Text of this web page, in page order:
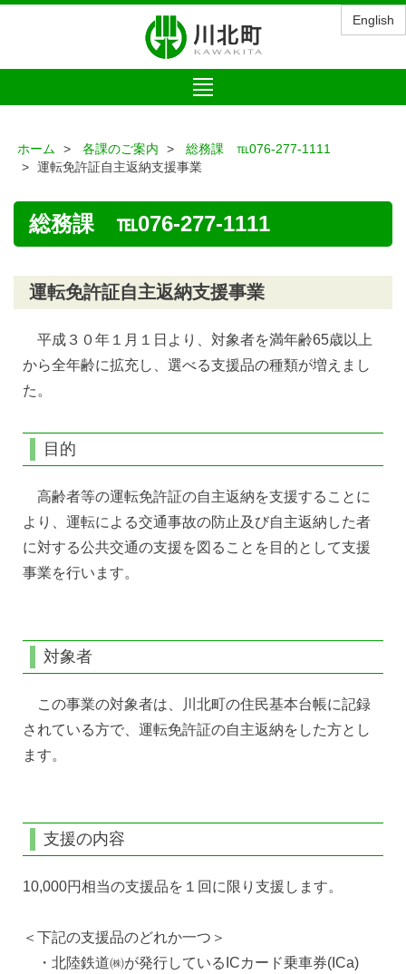
English
Toggle
navigation
ホーム 各課のご案内
総務課 ℡076-277-1111
運転免許証自主返納支援事業
総務課 ℡076-277-1111
運転免許証自主返納支援事業
平成３０年１月１日より、対象者を満年齢65歳以上
から全年齢に拡充し、選べる支援品の種類が増えまし
た。
目的
高齢者等の運転免許証の自主返納を支援することに
より、運転による交通事故の防止及び自主返納した者
に対する公共交通の支援を図ることを目的として支援
事業を行います。
対象者
この事業の対象者は、川北町の住民基本台帳に記録
されている方で、運転免許証の自主返納をした方とし
ます。
支援の内容
10,000円相当の支援品を１回に限り支援します。
＜下記の支援品のどれか一つ＞
・北陸鉄道㈱が発行しているICカード乗車券(ICa)